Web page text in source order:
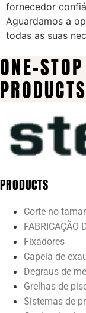
fornecedor
Aguardamos a
todas as suas
ONE-
PRODUCTS
Corte no
FABRICAÇÃO
Fixadores
Capela de
Degraus de
Grelhas de
Sistemas de